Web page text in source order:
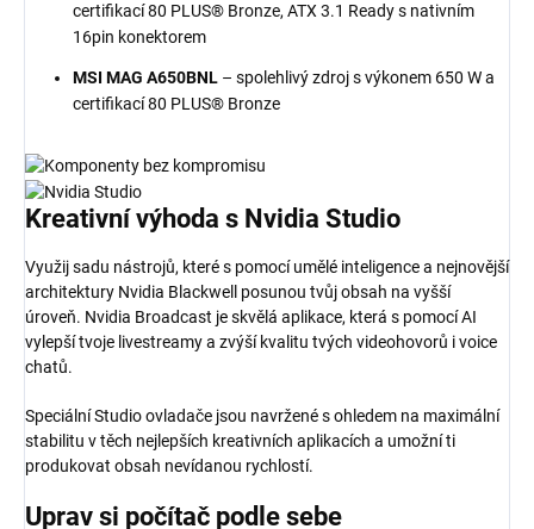
certifikací 80 PLUS® Bronze, ATX 3.1 Ready s nativním
16pin konektorem
MSI MAG A650BNL – spolehlivý zdroj s výkonem 650 W a
certifikací 80 PLUS® Bronze
Kreativní výhoda s Nvidia Studio
Využij sadu nástrojů, které s pomocí umělé inteligence a nejnovější
architektury Nvidia Blackwell posunou tvůj obsah na vyšší
úroveň. Nvidia Broadcast je skvělá aplikace, která s pomocí AI
vylepší tvoje livestreamy a zvýší kvalitu tvých videohovorů i voice
chatů.
Speciální Studio ovladače jsou navržené s ohledem na maximální
stabilitu v těch nejlepších kreativních aplikacích a umožní ti
produkovat obsah nevídanou rychlostí.
Uprav si počítač podle sebe